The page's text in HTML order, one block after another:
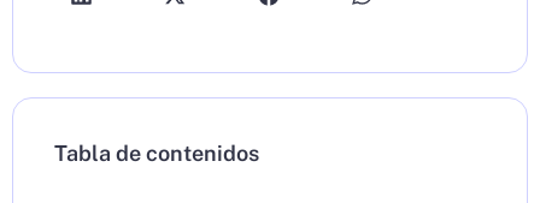
Tabla de contenidos